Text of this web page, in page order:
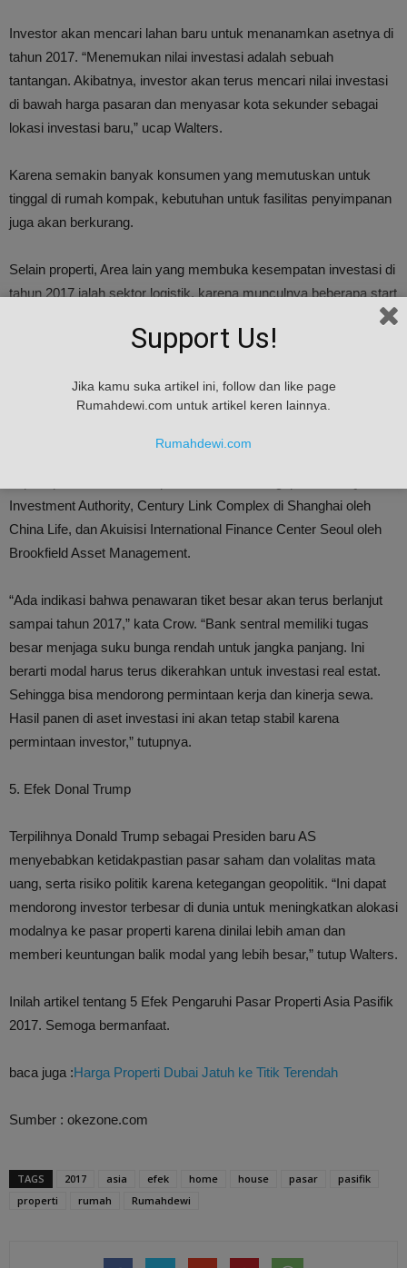
Investor akan mencari lahan baru untuk menanamkan asetnya di
tahun 2017. “Menemukan nilai investasi adalah sebuah
tantangan. Akibatnya, investor akan terus mencari nilai investasi
di bawah harga pasaran dan menyasar kota sekunder sebagai
lokasi investasi baru,” ucap Walters.
Karena semakin banyak konsumen yang memutuskan untuk
tinggal di rumah kompak, kebutuhan untuk fasilitas penyimpanan
juga akan berkurang.
Selain properti, Area lain yang membuka kesempatan investasi di
tahun 2017 ialah sektor logistik, karena munculnya beberapa start
komputasi awan dan kapasitas data yang besar.
5 Efek Pengaruhi Pasar Properti Asia Pasifik 2017
Investment Authority, Century Link Complex di Shanghai oleh
China Life, dan Akuisisi International Finance Center Seoul oleh
Brookfield Asset Management.
“Ada indikasi bahwa penawaran tiket besar akan terus berlanjut
sampai tahun 2017,” kata Crow. “Bank sentral memiliki tugas
besar menjaga suku bunga rendah untuk jangka panjang. Ini
berarti modal harus terus dikerahkan untuk investasi real estat.
Sehingga bisa mendorong permintaan kerja dan kinerja sewa.
Hasil panen di aset investasi ini akan tetap stabil karena
permintaan investor,” tutupnya.
5. Efek Donal Trump
Terpilihnya Donald Trump sebagai Presiden baru AS
menyebabkan ketidakpastian pasar saham dan volalitas mata
uang, serta risiko politik karena ketegangan geopolitik. “Ini dapat
mendorong investor terbesar di dunia untuk meningkatkan alokasi
modalnya ke pasar properti karena dinilai lebih aman dan
memberi keuntungan balik modal yang lebih besar,” tutup Walters.
Inilah artikel tentang 5 Efek Pengaruhi Pasar Properti Asia Pasifik
2017. Semoga bermanfaat.
baca juga :Harga Properti Dubai Jatuh ke Titik Terendah
Sumber : okezone.com
TAGS 2017 asia efek home house pasar
pasifik
properti
rumah Rumahdewi
Support Us!
Jika kamu suka artikel ini, follow dan like page
Rumahdewi.com untuk artikel keren lainnya.
Rumahdewi.com